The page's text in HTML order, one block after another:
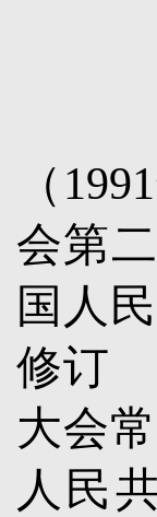
（ 1991
会第
国人
修订
大会
人民